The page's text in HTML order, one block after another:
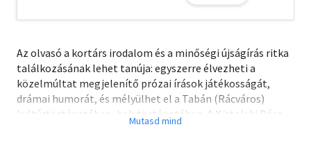
Az olvasó a kortárs irodalom és a minőségi újságírás ritka
találkozásának lehet tanúja: egyszerre élvezheti a
közelmúltat megjelenítő prózai írások játékosságát,
drámai humorát, és mélyülhet el a Tabán (Rácváros)
kultúrtörténetében, helytörténetében. A Kisteleki Dóra
illusztrációival, gazdag képanyaggal és